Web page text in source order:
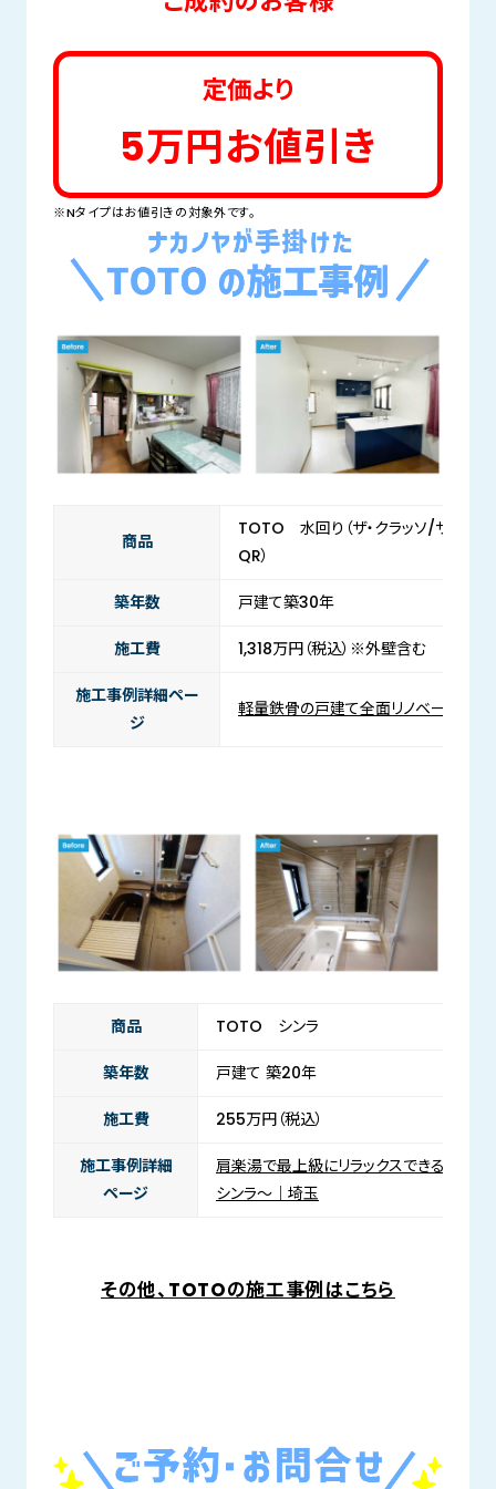
定価より
5万円お値引き
※Nタイプはお値引きの対象外です。
商品
TOTO 水回り（ザ・クラッソ/サザナ/
QR）
築年数 戸建て築30年
施工費 1,318万円（税込）※外壁含む
施工事例詳細ペー
ジ
軽量鉄骨の戸建て全面リノベーション
商品 TOTO シンラ
築年数 戸建て 築20年
施工費 255万円（税込）
施工事例詳細
ページ
肩楽湯で最上級にリラックスできるお風
シンラ～｜埼玉
その他、TOTOの施工事例はこちら